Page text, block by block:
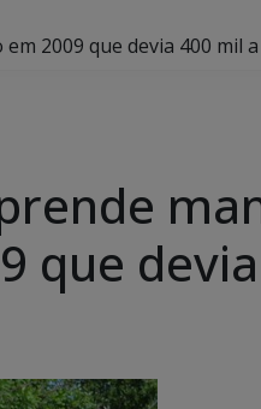
2009 que devia 400 mil
que